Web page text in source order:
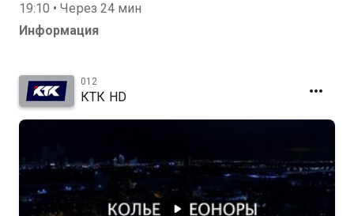
19:10 • Через 24 мин
Информация
012
КТК HD